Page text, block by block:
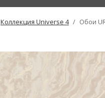
Коллекция Universe 4 Обои